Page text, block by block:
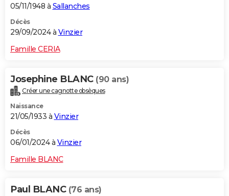
05/11/1948 à Sallanches
Décès
29/09/2024 à Vinzier
Famille CERIA
Josephine BLANC (90 ans)
Créer une cagnotte obsèques
Naissance
21/05/1933 à Vinzier
Décès
06/01/2024 à Vinzier
Famille BLANC
Paul BLANC (76 ans)